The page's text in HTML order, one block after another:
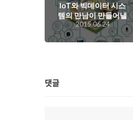
IoT와 빅데이터 시스
템의 만남이 만들어낼
자동화 시스템 이야기
2015.06.24
댓글